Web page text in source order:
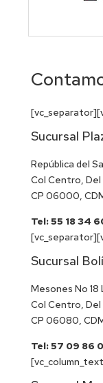
Sucursal
República del
Col Centro,
CP 06000,
Tel: 55 18 34
Sucursal
Mesones No 18
Col Centro,
CP 06080,
Tel: 57 09 86